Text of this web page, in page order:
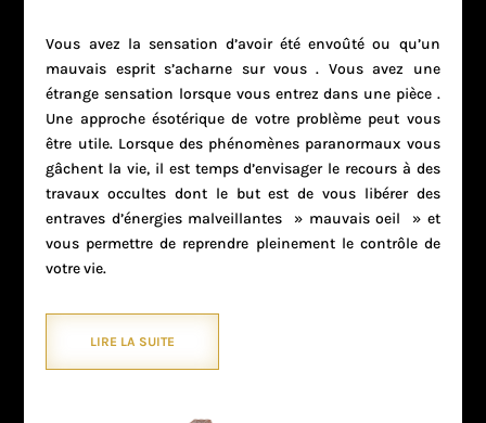
Vous avez la sensation d’avoir été envoûté ou qu’un
mauvais esprit s’acharne sur vous . Vous avez une
étrange sensation lorsque vous entrez dans une pièce .
Une approche ésotérique de votre problème peut vous
être utile. Lorsque des phénomènes paranormaux vous
gâchent la vie, il est temps d’envisager le recours à des
travaux occultes dont le but est de vous libérer des
entraves d’énergies malveillantes » mauvais oeil » et
vous permettre de reprendre pleinement le contrôle de
votre vie.
LIRE LA SUITE